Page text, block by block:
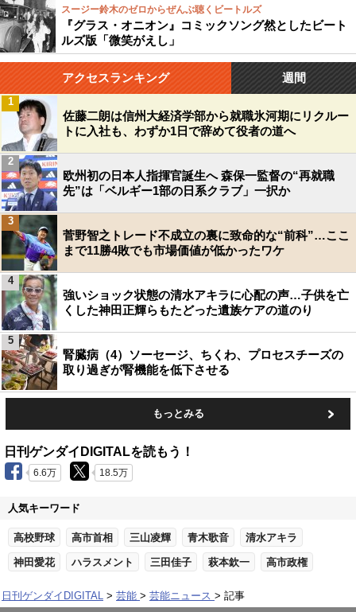
スージー鈴木のゼロからぜんぶ聴くビートルズ
『グラス・オニオン』コミックソング然としたビート
ルズ版「微笑がえし」
アクセスランキング 週間
佐藤二朗は信州大経済学部から就職氷河期にリクルー
トに入社も、わずか1日で辞めて役者の道へ
1
欧州初の日本人指揮官誕生へ 森保一監督の“再就職
先”は「ベルギー1部の日系クラブ」一択か
2
菅野智之トレード不成立の裏に致命的な“前科”…ここ
まで11勝4敗でも市場価値が低かったワケ
3
強いショック状態の清水アキラに心配の声…子供を亡
くした神田正輝らもたどった遺族ケアの道のり
4
腎臓病（4）ソーセージ、ちくわ、プロセスチーズの
取り過ぎが腎機能を低下させる
5
もっとみる
日刊ゲンダイDIGITALを読もう！
6.6万 18.5万
人気キーワード
高校野球 高市首相 三山凌輝 青木歌音 清水アキラ
神田愛花 ハラスメント 三田佳子 萩本欽一 高市政権
日刊ゲンダイDIGITAL 芸能 芸能ニュース 記事